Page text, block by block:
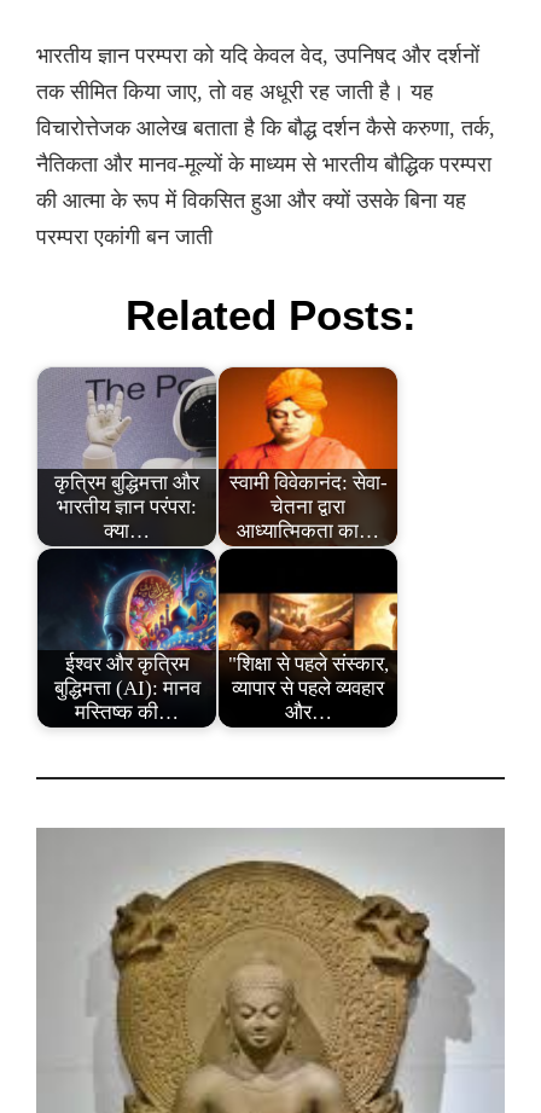
भारतीय ज्ञान परम्परा को यदि केवल वेद, उपनिषद और दर्शनों
तक सीमित किया जाए, तो वह अधूरी रह जाती है। यह
विचारोत्तेजक आलेख बताता है कि बौद्ध दर्शन कैसे करुणा, तर्क,
नैतिकता और मानव-मूल्यों के माध्यम से भारतीय बौद्धिक परम्परा
की आत्मा के रूप में विकसित हुआ और क्यों उसके बिना यह
परम्परा एकांगी बन जाती
Related Posts:
कृत्रिम बुद्धिमत्ता और
भारतीय ज्ञान परंपरा:
क्या…
स्वामी विवेकानंद: सेवा-
चेतना द्वारा
आध्यात्मिकता का…
ईश्वर और कृत्रिम
बुद्धिमत्ता (AI): मानव
मस्तिष्क की…
"शिक्षा से पहले संस्कार,
व्यापार से पहले व्यवहार
और…